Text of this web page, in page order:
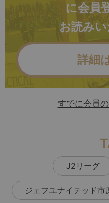
に会員
お読み
詳細
すでに会員
J2リーグ
ジェフユナイテッド市